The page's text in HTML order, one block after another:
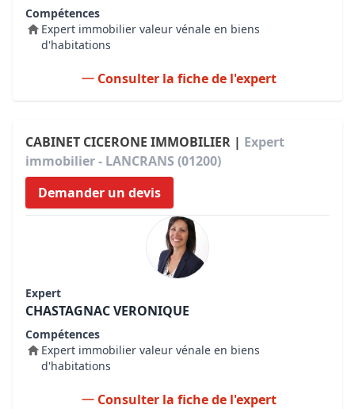
Compétences
Expert immobilier valeur vénale en biens
d'habitations
Consulter la fiche de l'expert
CABINET CICERONE IMMOBILIER | Expert
immobilier - LANCRANS (01200)
Demander un devis
Expert
CHASTAGNAC VERONIQUE
Compétences
Expert immobilier valeur vénale en biens
d'habitations
Consulter la fiche de l'expert